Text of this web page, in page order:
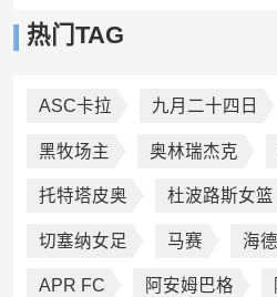
热门TAG
ASC卡拉 九月二十四日
黑牧场主 奥林瑞杰克
托特塔皮奥 杜波路斯女篮
切塞纳女足 马赛 海
APR FC 阿安姆巴格